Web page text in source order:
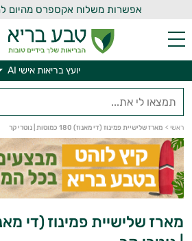
אפשרות משלוח אקספרס מהיום
יועץ בריאות אישי AI
ראשי > מארז שלישיית פמינוז (די מאנוז) 180 כמוסות | נוטרי קר
יועץ בריאות אישי AI